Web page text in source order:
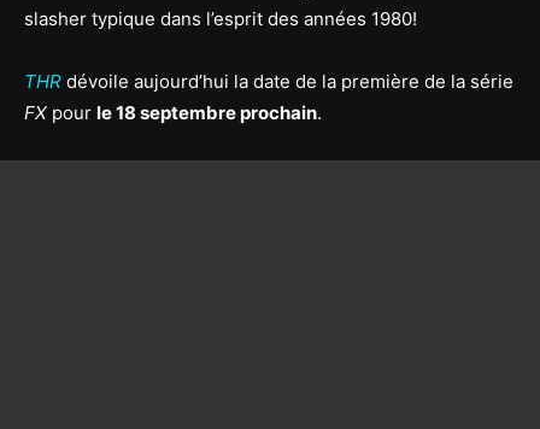
slasher typique dans l’esprit des années 1980!
THR dévoile aujourd’hui la date de la première de la série
FX pour le 18 septembre prochain.